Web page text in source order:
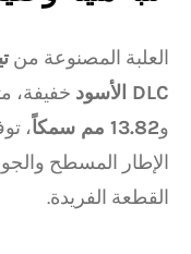
العلبة المصنوعة من
DLC الأسود
خفيفة،
و13.82 مم سمكاً
،
الإطار المسطح
القطعة الفريدة.